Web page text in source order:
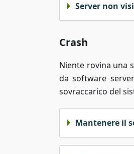
Server non
Crash
Niente rovina una
da software
sovraccarico del
Mantenere il